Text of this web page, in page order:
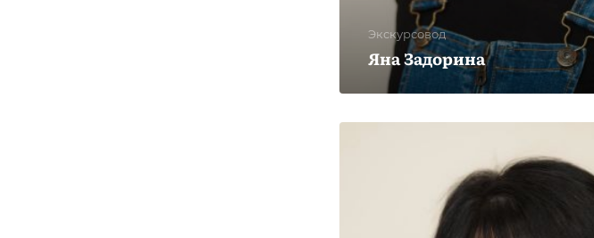
Экскурсовод
Яна Задорина